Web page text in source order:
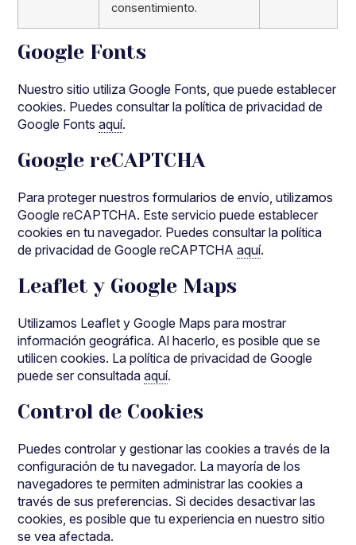
consentimiento.
Google Fonts
Nuestro sitio utiliza Google Fonts, que puede establecer
cookies. Puedes consultar la política de privacidad de
Google Fontsaquí.
Google reCAPTCHA
Para proteger nuestros formularios de envío, utilizamos
Google reCAPTCHA. Este servicio puede establecer
cookies en tu navegador. Puedes consultar la política
de privacidad de Google reCAPTCHAaquí.
Leaflet y Google Maps
Utilizamos Leaflet y Google Maps para mostrar
información geográfica. Al hacerlo, es posible que se
utilicen cookies. La política de privacidad de Google
puede ser consultadaaquí.
Control de Cookies
Puedes controlar y gestionar las cookies a través de la
configuración de tu navegador. La mayoría de los
navegadores te permiten administrar las cookies a
través de sus preferencias. Si decides desactivar las
cookies, es posible que tu experiencia en nuestro sitio
se vea afectada.